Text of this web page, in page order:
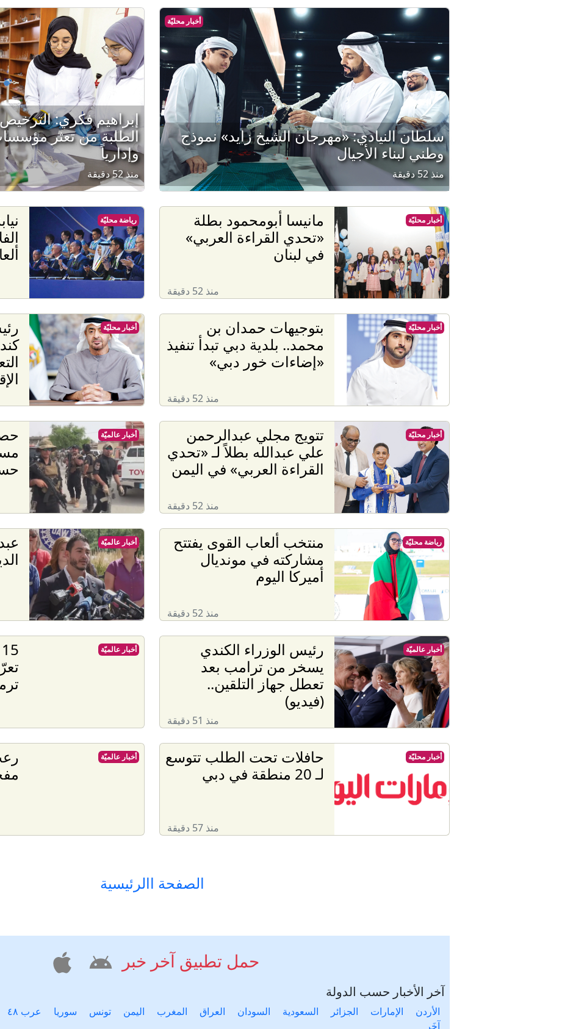
أخبار محليّة
سلطان النيادي: «مهرجان الشيخ زايد» نموذج
وطني لبناء الأجيال
منذ 52 دقيقة
إبراهيم فكري:
الطلبة من تعثر
وإدارياً
منذ 52 دقيقة
مانيسا أبومحمود بطلة
«تحدي القراءة العربي»
في لبنان
منذ 52 دقيقة
أخبار محليّة رياضة محليّة
بتوجيهات حمدان بن
محمد.. بلدية دبي تبدأ تنفيذ
«إضاءات خور دبي»
منذ 52 دقيقة
أخبار محليّة أخبار محليّة
تتويج مجلي عبدالرحمن
علي عبدالله بطلاً لـ «تحدي
القراءة العربي» في اليمن
منذ 52 دقيقة
أخبار محليّة أخبار عالميّة
منتخب ألعاب القوى يفتتح
مشاركته في مونديال
أميركا اليوم
منذ 52 دقيقة
رياضة محليّة أخبار عالميّة
رئيس الوزراء الكندي
يسخر من ترامب بعد
تعطل جهاز التلقين..
(فيديو)
منذ 51 دقيقة
أخبار عالميّة أخبار عالميّة
حافلات تحت الطلب تتوسع
لـ 20 منطقة في دبي
منذ 57 دقيقة
أخبار محليّة أخبار عالميّة
الصفحة االرئيسية
حمل تطبيق آخر خبر
آخر الأخبار حسب الدولة
الأردن الإمارات الجزائر السعودية السودان العراق المغرب اليمن تونس سوريا عرب ٤٨
آخَر